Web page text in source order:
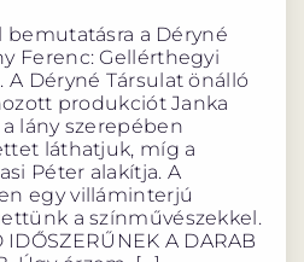
a Déryné
Ferenc: Gellérthegyi
Déryné Társulat önálló
produkciót Janka
lány szerepében
láthatjuk, míg a
Péter alakítja. A
egy villáminterjú
a színművészekkel.
IDŐSZERŰNEK A DARAB